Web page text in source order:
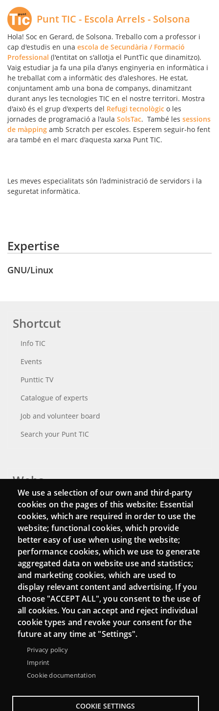
Punt TIC - Escola Arrels - Solsona
Hola! Soc en Gerard, de Solsona. Treballo com a professor i
cap d'estudis en una escola de Secundària / Formació
Professional (l'entitat on s'allotja el PuntTic que dinamitzo).
Vaig estudiar ja fa una pila d'anys enginyeria en informàtica i
he treballat com a informàtic des d'aleshores. He estat,
conjuntament amb una bona de companys, dinamitzant
durant anys les tecnologies TIC en el nostre territori. Mostra
d'això és el grup d'experts del Refugi tecnològic o les
jornades de programació a l'aula SolsTac. També les sessions
de màpping amb Scratch per escoles. Esperem seguir-ho fent
ara també en el marc d'aquesta xarxa Punt TIC.
Les meves especialitats són l'administració de servidors i la
seguretat informàtica.
Expertise
GNU/Linux
Shortcut
Info TIC
Events
Punttic TV
Catalogue of experts
Job and volunteer board
Search your Punt TIC
Webs
Login
Mattermost Punt TIC
Moodle CampusLab
Connect
Contact
Newsletters
We use a selection of our own and third-party
cookies on the pages of this website: Essential
cookies, which are required in order to use the
website; functional cookies, which provide
better easy of use when using the website;
performance cookies, which we use to generate
aggregated data on website use and statistics;
and marketing cookies, which are used to
display relevant content and advertising. If you
choose "ACCEPT ALL", you consent to the use of
all cookies. You can accept and reject individual
cookie types and revoke your consent for the
future at any time at "Settings".
Privacy policy
Imprint
Cookie documentation
COOKIE SETTINGS